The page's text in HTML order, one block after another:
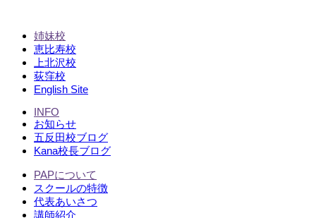
姉妹校
恵比寿校
上北沢校
荻窪校
English Site
INFO
お知らせ
五反田校ブログ
Kana校長ブログ
PAPについて
スクールの特徴
代表あいさつ
講師紹介